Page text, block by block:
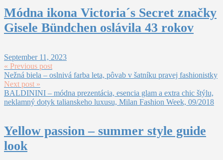
Módna ikona Victoria´s Secret značky
Gisele Bündchen oslávila 43 rokov
September 11, 2023
« Previous post
Nežná biela – oslnivá farba leta, pôvab v šatníku pravej fashionistky
Next post »
BALDININI – módna prezentácia, esencia glam a extra chic štýlu,
neklamný dotyk talianskeho luxusu, Milan Fashion Week, 09/2018
Yellow passion – summer style guide
look